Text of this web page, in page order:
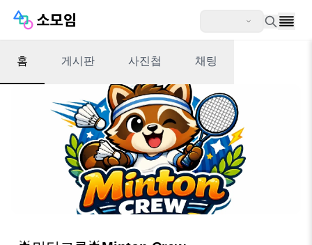
홈 게시판 사진첩 채팅